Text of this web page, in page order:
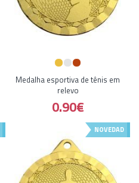
Medalha esportiva de tênis em
relevo
0.90€
NOVEDAD